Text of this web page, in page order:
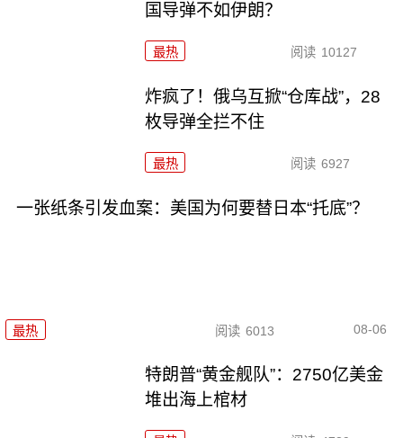
国导弹不如伊朗？
最热 阅读 10127
炸疯了！俄乌互掀“仓库战”，28
枚导弹全拦不住
最热 阅读 6927
一张纸条引发血案：美国为何要替日本“托底”？
最热 阅读 6013 08-06
特朗普“黄金舰队”：2750亿美金
堆出海上棺材